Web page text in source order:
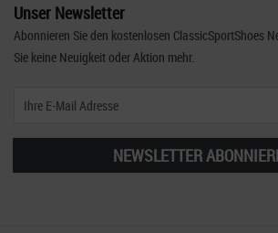
Unser Newsletter
Abonnieren Sie den kostenlosen ClassicSportShoes
Sie keine Neuigkeit oder Aktion mehr.
NEWSLETTER